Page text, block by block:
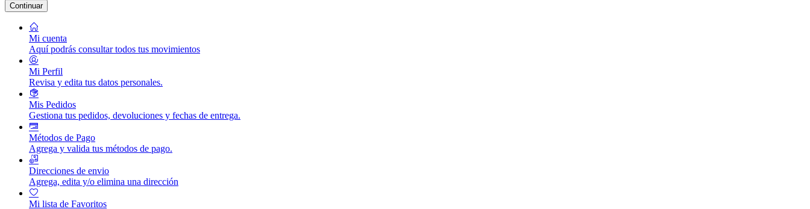
Continuar
Mi cuenta
Aquí podrás consultar todos tus movimientos
Mi Perfil
Revisa y edita tus datos personales.
Mis Pedidos
Gestiona tus pedidos, devoluciones y fechas de entrega.
Métodos de Pago
Agrega y valida tus métodos de pago.
Direcciones de envio
Agrega, edita y/o elimina una dirección
Mi lista de Favoritos